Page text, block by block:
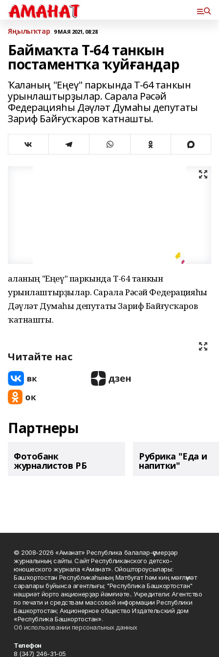
Яңылыҡтар 9 МАЯ 2021, 08:28
Баймаҡта Т-64 танкын
постаментҡа ҡуйғандар
Ҡаланың "Еңеү" паркында Т-64 танкын
урынлаштырҙылар. Сарала Рәсәй
Федерацияһы Дәүләт Думаһы депутаты
Зариф Байғусҡаров ҡатнашты.
Ҡаланың "Еңеү" паркында Т-64 танкын
урынлаштырҙылар. Сарала Рәсәй Федерацияһы
Дәүләт Думаһы депутаты Зариф Байғусҡаров
ҡатнашты.
Читайте нас
Партнеры
Фотобанк
журналистов РБ
Рубрика "Еда и
напитки"
© 2008-2026 «Аманат» Республика балалар-үҫмерҙәр
журналының сайты. Сайт Республиканского детско-
юношеского журнала «Аманат». Ойоштороусылары:
Башҡортостан Республикаһының Матбуғат һәм киң мәғлүмәт
саралары буйынса агентлығы; "Республика Башкортостан"
нәшриәт йорто акционерҙар йәмғиәте.. Учредители: Агентство
по печати и средствам массовой информации Республики
Башкортостан; Акционерное общество Издательский дом
«Республика Башкортостан».
Об использовании персональных данных
Телефон
8 (347) 246-31-05